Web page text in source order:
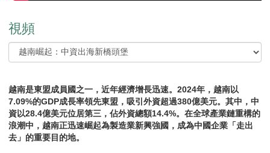
視頻
越南是東盟成員國之一，近年經濟增長迅速。2024年，越南以
7.09%的GDP成長率領先東盟，吸引外資超過380億美元。其中，中
資以28.4億美元位居第三，佔外資總額14.4%。在全球產業鏈重構的
浪潮中，越南正迅速崛起為製造業新興強國，成為中國企業「走出
去」的重要目的地。